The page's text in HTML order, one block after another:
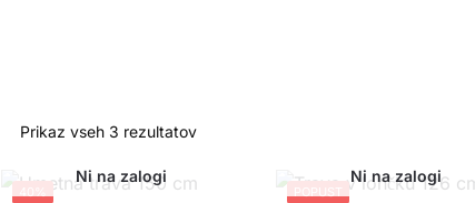
Prikaz vseh 3 rezultatov
40% POPUST